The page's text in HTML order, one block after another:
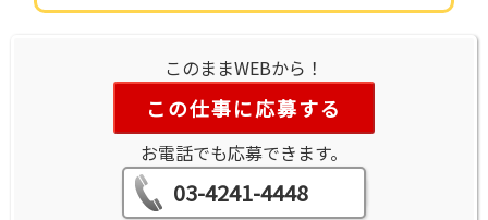
このままWEBから！
この仕事に応募する
お電話でも応募できます。
03-4241-4448